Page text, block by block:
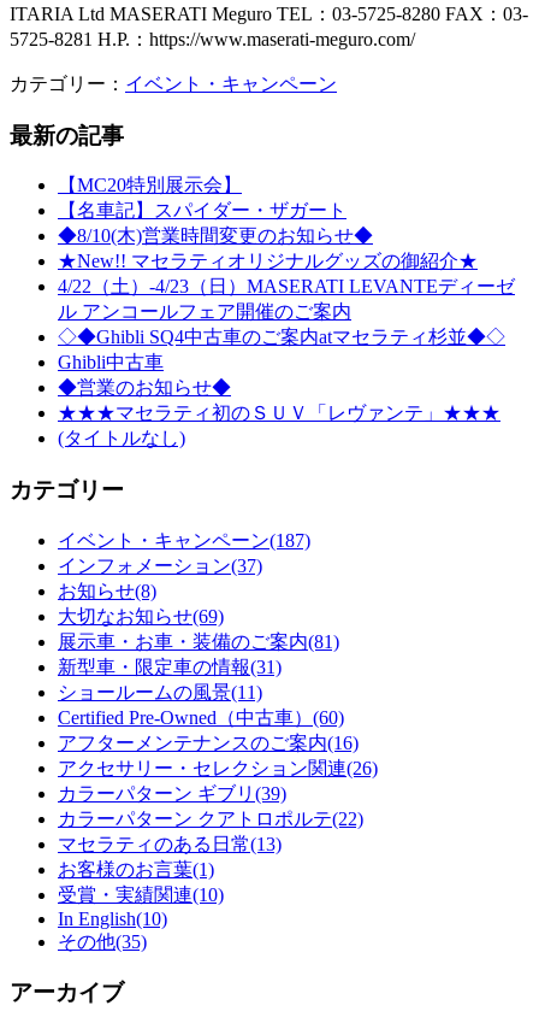
ITARIA Ltd MASERATI Meguro TEL：03-5725-8280 FAX：03-
5725-8281 H.P.：https://www.maserati-meguro.com/
カテゴリー： イベント・キャンペーン
最新の記事
【MC20特別展示会】
【名車記】スパイダー・ザガート
◆8/10(木)営業時間変更のお知らせ◆
★New!! マセラティオリジナルグッズの御紹介★
4/22（土）-4/23（日）MASERATI LEVANTEディーゼ
ル アンコールフェア開催のご案内
◇◆Ghibli SQ4中古車のご案内atマセラティ杉並◆◇
Ghibli中古車
◆営業のお知らせ◆
★★★マセラティ初のＳＵＶ「レヴァンテ」★★★
(タイトルなし)
カテゴリー
イベント・キャンペーン(187)
インフォメーション(37)
お知らせ(8)
大切なお知らせ(69)
展示車・お車・装備のご案内(81)
新型車・限定車の情報(31)
ショールームの風景(11)
Certified Pre-Owned（中古車） (60)
アフターメンテナンスのご案内(16)
アクセサリー・セレクション関連(26)
カラーパターン ギブリ (39)
カラーパターン クアトロポルテ(22)
マセラティのある日常(13)
お客様のお言葉(1)
受賞・実績関連(10)
In English(10)
その他(35)
アーカイブ